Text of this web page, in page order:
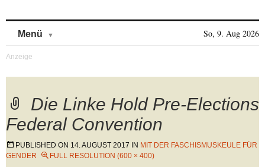
Menü So, 9. Aug 2026
Die Linke Hold Pre-Elections
Federal Convention
PUBLISHED ON 14. AUGUST 2017 IN MIT DER FASCHISMUSKEULE FÜR
GENDER
FULL RESOLUTION (600 × 400)